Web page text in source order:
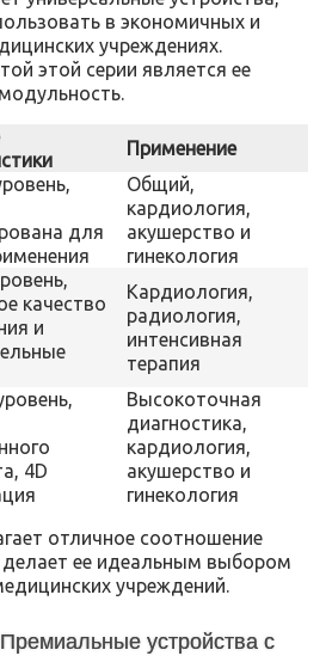
в экономичных и
учреждениях.
этой серии является ее
Применение
для
Общий,
кардиология,
акушерство и
гинекология
качество
и
Кардиология,
радиология,
интенсивная
терапия
4D
Высокоточная
диагностика,
кардиология,
акушерство и
гинекология
отличное соотношение
делает ее идеальным выбором
учреждений.
устройства с